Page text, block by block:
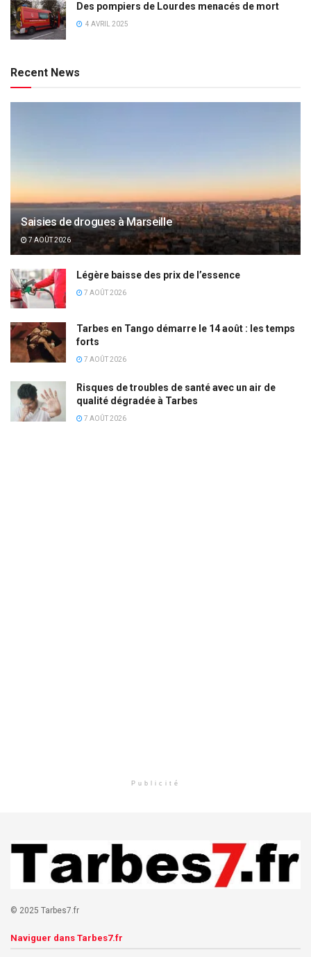
Des pompiers de Lourdes menacés de mort
4 AVRIL 2025
Recent News
Saisies de drogues à Marseille
7 AOÛT 2026
Légère baisse des prix de l’essence
7 AOÛT 2026
Tarbes en Tango démarre le 14 août : les temps
forts
7 AOÛT 2026
Risques de troubles de santé avec un air de
qualité dégradée à Tarbes
7 AOÛT 2026
Publicité
© 2025 Tarbes7.fr
Naviguer dans Tarbes7.fr